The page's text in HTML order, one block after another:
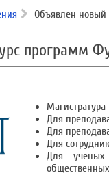
Объявлен новый
программ
Для
Для
Для
Для ученых